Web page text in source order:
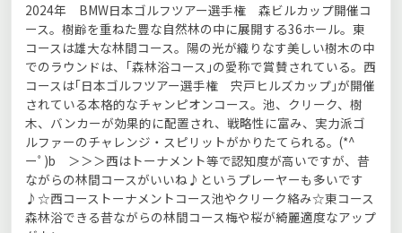
2024年 BMW日本ゴルフツアー選手権 森ビルカップ開催コ
ース。樹齢を重ねた豊な自然林の中に展開する36ホール。東
コースは雄大な林間コース。陽の光が織りなす美しい樹木の中
でのラウンドは、｢森林浴コース｣の愛称で賞賛されている。西
コースは｢日本ゴルフツアー選手権 宍戸ヒルズカップ｣が開催
されている本格的なチャンピオンコース。池、クリーク、樹
木、バンカーが効果的に配置され、戦略性に富み、実力派ゴ
ルファーのチャレンジ・スピリットがかりたてられる。(*^
ーﾟ)b ＞＞＞西はトーナメント等で認知度が高いですが、昔
ながらの林間コースがいいね♪というプレーヤーも多いです
♪☆西コーストーナメントコース池やクリーク絡み☆東コース
森林浴できる昔ながらの林間コース梅や桜が綺麗適度なアップ